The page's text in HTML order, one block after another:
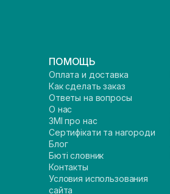
ПОМОЩЬ
Оплата и доставка
Как сделать заказ
Ответы на вопросы
О нас
ЗМІ про нас
Сертифікати та нагороди
Блог
Бюті словник
Контакты
Условия использования
сайта